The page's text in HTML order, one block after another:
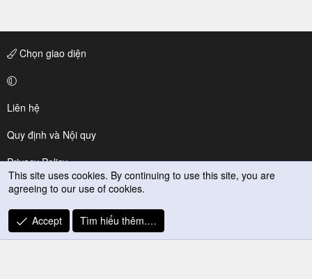
Chọn giao diện
Liên hệ
Quy định và Nội quy
Privacy Policy
Trợ giúp
R
S
This site uses cookies. By continuing to use this site, you are
agreeing to our use of cookies.
Accept Tìm hiểu thêm.…